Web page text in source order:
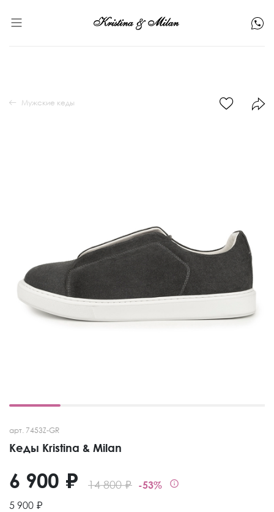
арт. 7453Z-GR
Кеды Kristina & Milan
14 800 ₽ -53%
6 900 ₽
5 900 ₽
Мужские кеды